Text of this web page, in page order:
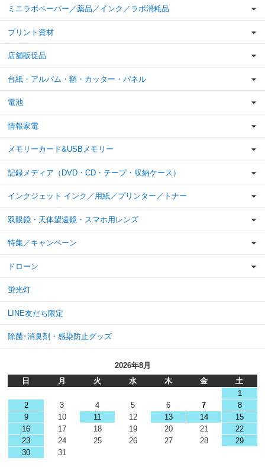
ミニラボペーパー／薬品／インク／ラボ消耗品
プリント資材
店舗販促品
台紙・アルバム・額・カッター・パネル
電池
情報家電
メモリーカード&USBメモリー
記録メディア（DVD・CD・テープ・収納ケース）
インクジェット インク／用紙／プリンター／トナー
双眼鏡・天体望遠鏡・スマホ用レンズ
特集／キャンペーン
ドローン
蛍光灯
LINE友だち限定
除菌･消臭剤・感染防止グッズ
2026年8月
日
月 火 水 木 金
土
1
2
3 4 5 6 7
8
9
10 11 12 13 14
15
16
17 18 19 20 21
22
23
24 25 26 27 28
29
30
31